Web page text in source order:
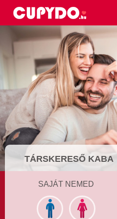
TÁRSKERESŐ KABA
SAJÁT NEMED